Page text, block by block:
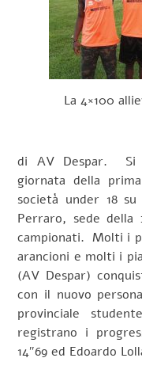
La 4×100
di AV Despar. Si
giornata della
società under 18
Perraro, sede della
campionati. Molti i
arancioni e molti i
(AV Despar)
con il nuovo
provinciale
registrano i
14″69 ed Edoardo